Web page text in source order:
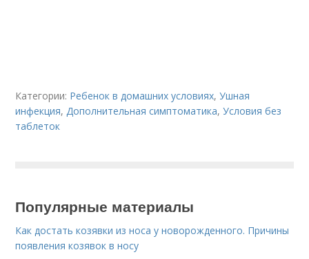
Категории: Ребенок в домашних условиях,Ушная
инфекция,Дополнительная симптоматика,Условия без
таблеток
Популярные материалы
Как достать козявки из носа у новорожденного. Причины
появления козявок в носу